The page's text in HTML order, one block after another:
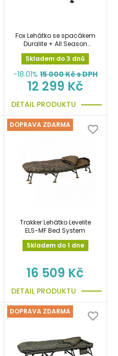
Fox Lehátko se spacákem
Duralite + All Season
System
Skladem do 3 dnů
-18.01% 15 000Kč s DPH
12 299 Kč
DETAIL PRODUKTU
DOPRAVA ZDARMA
Trakker Lehátko Levelite
ELS-MF Bed System
Skladem do 1 dne
16 509 Kč
DETAIL PRODUKTU
DOPRAVA ZDARMA